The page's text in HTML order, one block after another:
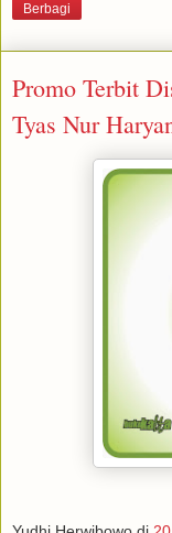
Berbagi
Promo Terbit
Tyas Nur